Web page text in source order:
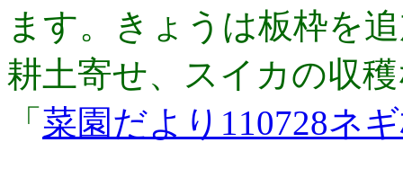
ます。きょうは板枠を
耕土寄せ、スイカの収
「 菜園だより110728ネ